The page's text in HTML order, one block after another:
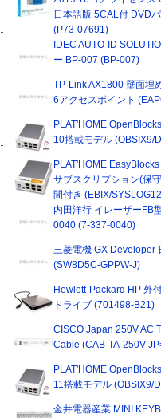
日本語版 5CAL付 DVD
(P73-07691)
IDEC AUTO-ID
ー BP-007 (BP-007)
TP-Link AX1800 壁面埋
6アクセスポイント
PLAT'HOME
10搭載モデル (OBSIX9/
PLAT'HOME
サブスクリプション(保
間付き (EBIX/
内田洋行 イレーザーFB
0040 (7-337-0040)
三菱電機 GX Developer
(SW8D5C-GPPW-J)
Hewlett-Packard HP 外
ドライブ (701498-B21)
CISCO Japan 250V AC
Cable (CAB-TA-250V-
PLAT'HOME
11搭載モデル (OBSIX9/
金井電器産業 MINI